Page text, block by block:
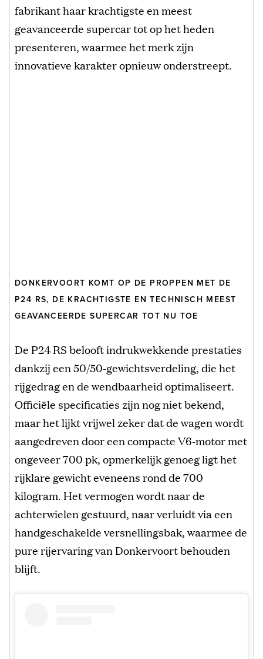
fabrikant haar krachtigste en meest
geavanceerde supercar tot op het heden
presenteren, waarmee het merk zijn
innovatieve karakter opnieuw onderstreept.
DONKERVOORT KOMT OP DE PROPPEN MET DE
P24 RS, DE KRACHTIGSTE EN TECHNISCH MEEST
GEAVANCEERDE SUPERCAR TOT NU TOE
De P24 RS belooft indrukwekkende prestaties
dankzij een 50/50-gewichtsverdeling, die het
rijgedrag en de wendbaarheid optimaliseert.
Officiële specificaties zijn nog niet bekend,
maar het lijkt vrijwel zeker dat de wagen wordt
aangedreven door een compacte V6-motor met
ongeveer 700 pk, opmerkelijk genoeg ligt het
rijklare gewicht eveneens rond de 700
kilogram. Het vermogen wordt naar de
achterwielen gestuurd, naar verluidt via een
handgeschakelde versnellingsbak, waarmee de
pure rijervaring van Donkervoort behouden
blijft.